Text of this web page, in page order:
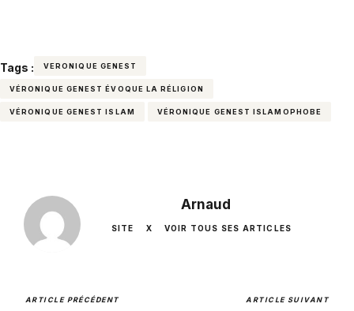
Tags : VERONIQUE GENEST
VÉRONIQUE GENEST ÉVOQUE LA RÉLIGION
VÉRONIQUE GENEST ISLAM VÉRONIQUE GENEST ISLAMOPHOBE
Arnaud
SITE X VOIR TOUS SES ARTICLES
ARTICLE PRÉCÉDENT ARTICLE SUIVANT